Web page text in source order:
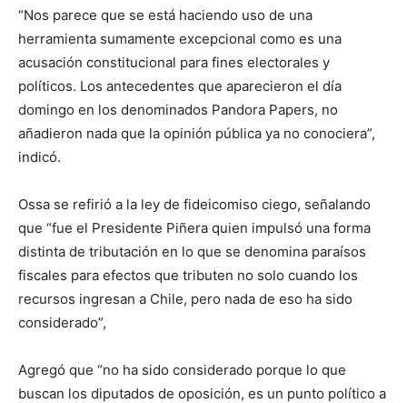
“Nos parece que se está haciendo uso de una
herramienta sumamente excepcional como es una
acusación constitucional para fines electorales y
políticos. Los antecedentes que aparecieron el día
domingo en los denominados Pandora Papers, no
añadieron nada que la opinión pública ya no conociera”,
indicó.
Ossa se refirió a la ley de fideicomiso ciego, señalando
que “fue el Presidente Piñera quien impulsó una forma
distinta de tributación en lo que se denomina paraísos
fiscales para efectos que tributen no solo cuando los
recursos ingresan a Chile, pero nada de eso ha sido
considerado”,
Agregó que “no ha sido considerado porque lo que
buscan los diputados de oposición, es un punto político a